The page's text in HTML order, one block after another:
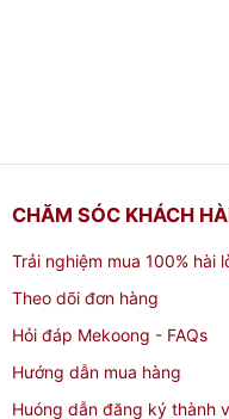
CHĂM SÓC KHÁCH
Trải nghiệm mua 100% hài
Theo dõi đơn hàng
Hỏi đáp Mekoong - FAQs
Hướng dẫn mua hàng
Huóng dẫn đăng ký thành